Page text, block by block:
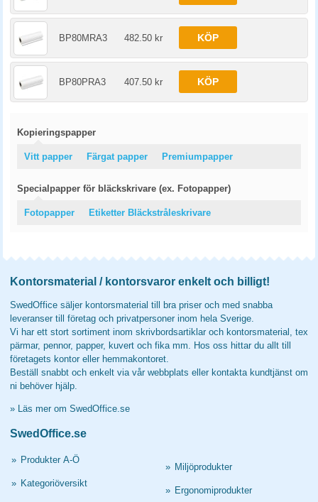
BP80MRA3 482.50 kr KÖP
BP80PRA3 407.50 kr KÖP
Kopieringspapper
Vitt papper Färgat papper Premiumpapper
Specialpapper för bläckskrivare (ex. Fotopapper)
Fotopapper Etiketter Bläckstråleskrivare
Kontorsmaterial / kontorsvaror enkelt och billigt!
SwedOffice säljer kontorsmaterial till bra priser och med snabba
leveranser till företag och privatpersoner inom hela Sverige.
Vi har ett stort sortiment inom skrivbordsartiklar och kontorsmaterial, tex
pärmar, pennor, papper, kuvert och fika mm. Hos oss hittar du allt till
företagets kontor eller hemmakontoret.
Beställ snabbt och enkelt via vår webbplats eller kontakta kundtjänst om
ni behöver hjälp.
» Läs mer om SwedOffice.se
SwedOffice.se
» Produkter A-Ö
» Kategoriöversikt
» Miljöprodukter
» Ergonomiprodukter